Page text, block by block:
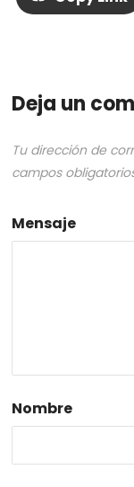
Deja un
Tu dirección de
campos
Mensaje
Nombre